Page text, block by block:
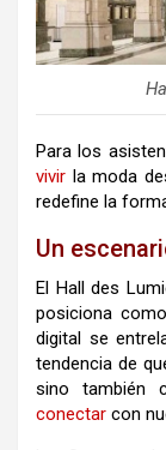
Para los
vivir la moda
redefine la
Un
El Hall des
posiciona
digital se
tendencia de
sino también
conectar con